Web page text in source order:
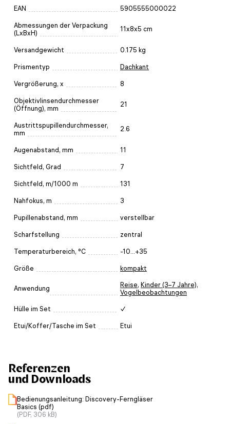
EAN 5905555000022
Abmessungen der Verpackung
(LxBxH)
11x8x5 cm
Versandgewicht 0.175 kg
Prismentyp Dachkant
Vergrößerung, x 8
Objektivlinsendurchmesser
(Öffnung), mm
21
Austrittspupillendurchmesser,
mm
2.6
Augenabstand, mm 11
Sichtfeld, Grad 7
Sichtfeld, m/1000 m 131
Nahfokus, m 3
Pupillenabstand, mm verstellbar
Scharfstellung zentral
Temperaturbereich, °C -10...+35
Größe kompakt
Anwendung Reise, Kinder (3–7 Jahre),
Vogelbeobachtungen
Hülle im Set ✓
Etui/Koffer/Tasche im Set Etui
Referenzen
und Downloads
Bedienungsanleitung: Discovery-Ferngläser
Basics (pdf)
(PDF, 306 kB)